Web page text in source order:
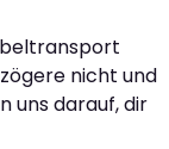
nicht und
uns darauf, dir